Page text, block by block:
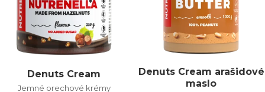
Denuts Cream
Jemné orechové krémy
Denuts Cream arašidové
maslo